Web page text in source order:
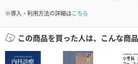
※導入・利用方法の詳細はこちら
この商品を買った人は、こんな商品